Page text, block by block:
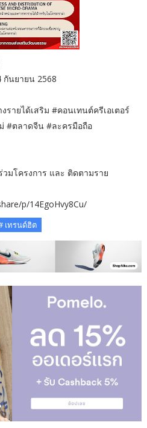
กันยายน 2568
ายได้เสริม #คอนเทนต์ครีเอเตอร์
#ตลาดจีน #ละครมือถือ
มโครงการ และ ติดตามราย
p/14EgoHvy8Cu/
เทรนด์ฮิต